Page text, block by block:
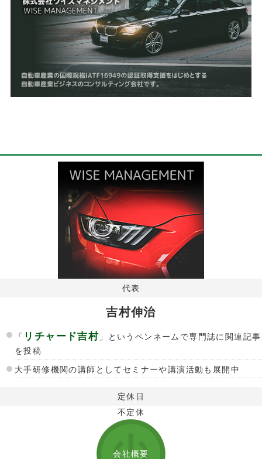
代表
吉村伸治
「 リチャード吉村 」というペンネームで専門誌に関連記事
を投稿
大手研修機関の講師としてセミナーや講演活動も展開中
定休日
不定休
会社概要